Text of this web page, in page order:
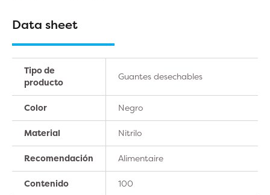
Data sheet
Tipo de
producto
Guantes desechables
Color Negro
Material Nitrilo
Recomendación Alimentaire
Contenido 100